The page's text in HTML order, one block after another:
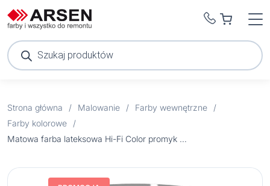
Wyszukiwarka
produktów
Strona główna / Malowanie / Farby wewnętrzne
/
Farby kolorowe
/
Matowa farba lateksowa Hi-Fi Color promyk słońca 2,5 l